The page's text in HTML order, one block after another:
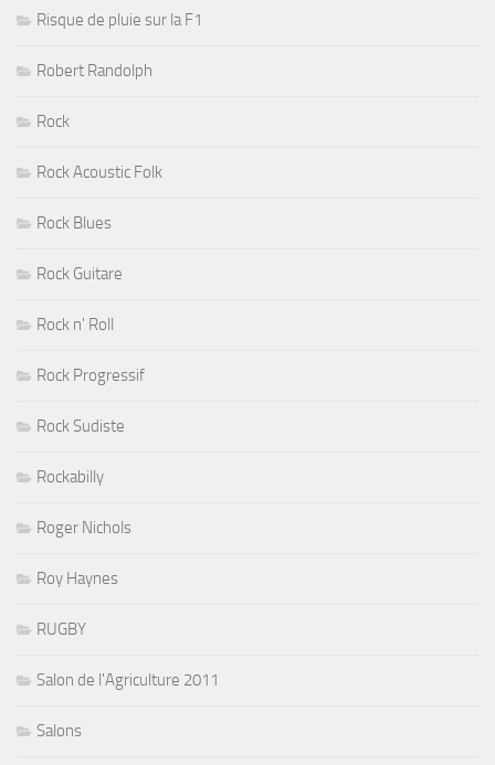
Risque de pluie sur la F1
Robert Randolph
Rock
Rock Acoustic Folk
Rock Blues
Rock Guitare
Rock n' Roll
Rock Progressif
Rock Sudiste
Rockabilly
Roger Nichols
Roy Haynes
RUGBY
Salon de l'Agriculture 2011
Salons